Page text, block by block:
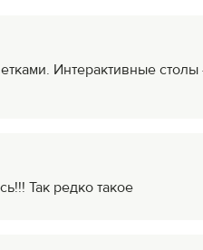
Интерактивные столы
Так редко такое